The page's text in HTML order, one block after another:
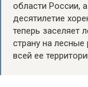
области России,
десятилетие
теперь заселяет
страну на
всей ее